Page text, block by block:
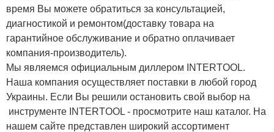
время Вы можете обратиться за консультацией,
диагностикой и ремонтом(доставку товара на
гарантийное обслуживание и обратно оплачивает
компания-производитель).
Мы являемся официальным диллером INTERTOOL.
Наша компания осуществляет поставки в любой город
Украины. Если Вы решили остановить свой выбор на
инструменте INTERTOOL - просмотрите наш каталог. На
нашем сайте представлен широкий ассортимент